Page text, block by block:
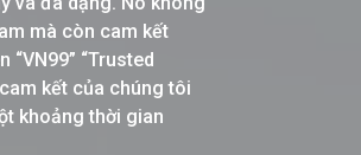
mà còn cam kết
“Trusted
kết của chúng tôi
khoảng thời gian